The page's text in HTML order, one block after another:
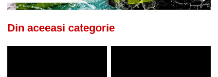
Din aceeasi categorie